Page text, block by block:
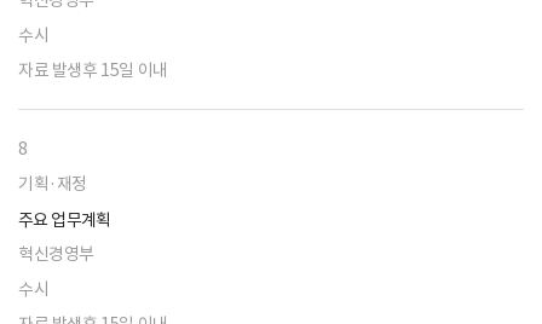
수시
자료 발생후 15일 이내
8
기획·재정
주요 업무계획
혁신경영부
수시